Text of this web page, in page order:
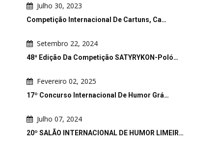
Julho 30, 2023
Competição Internacional De Cartuns, Ca…
Setembro 22, 2024
48ª Edição Da Competição SATYRYKON-Poló…
Fevereiro 02, 2025
17º Concurso Internacional De Humor Grá…
Julho 07, 2024
20º SALÃO INTERNACIONAL DE HUMOR LIMEIR…